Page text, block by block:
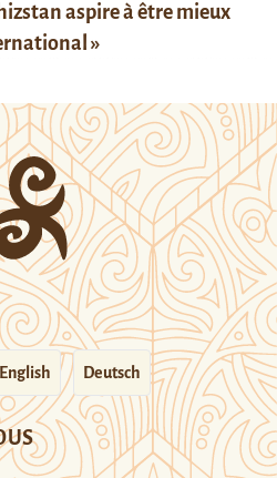
aspire à être mieux
»
English Deutsch